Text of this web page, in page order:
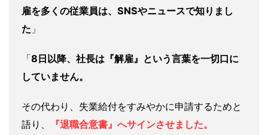
雇を多くの従業員は、SNSやニュースで知りまし
た 」
「8日以降、社長は『解雇』という言葉を一切口に
していません。
その代わり、失業給付をすみやかに申請するためと
語り、
『退職合意書』へサインさせました。